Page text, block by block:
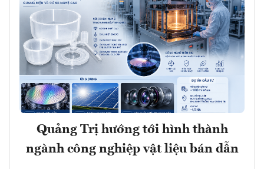
Quảng Trị hướng tới hình thành
ngành công nghiệp vật liệu bán dẫn